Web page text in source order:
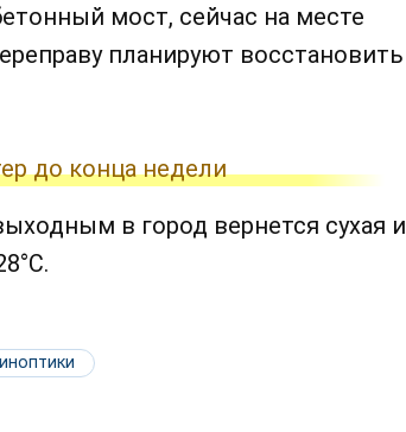
мост, сейчас на месте
планируют восстановить
до конца недели
в город вернется сухая и